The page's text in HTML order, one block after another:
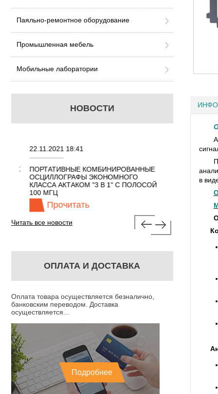
Паяльно-ремонтное оборудование
Промышленная мебель
Мобильные лаборатории
НОВОСТИ
22.11.2021 18:41
ПОРТАТИВНЫЕ КОМБИНИРОВАННЫЕ
ОСЦИЛЛОГРАФЫ ЭКОНОМНОГО
КЛАССА АКТАКОМ "3 В 1" С ПОЛОСОЙ
100 МГЦ
Прочитать
02.08.2021 18:41
Читать все новости
ОПЛАТА И ДОСТАВКА
Оплата товара осуществляется безналично,
банковским переводом. Доставка
осуществляется...
Подробнее
в